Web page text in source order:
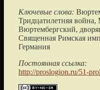
Ключевые слова:
Тридцатилетняя война,
Вюртембергский,
Священная Римская
Германия
Постоянная ссылка:
http://proslogion.ru/51-